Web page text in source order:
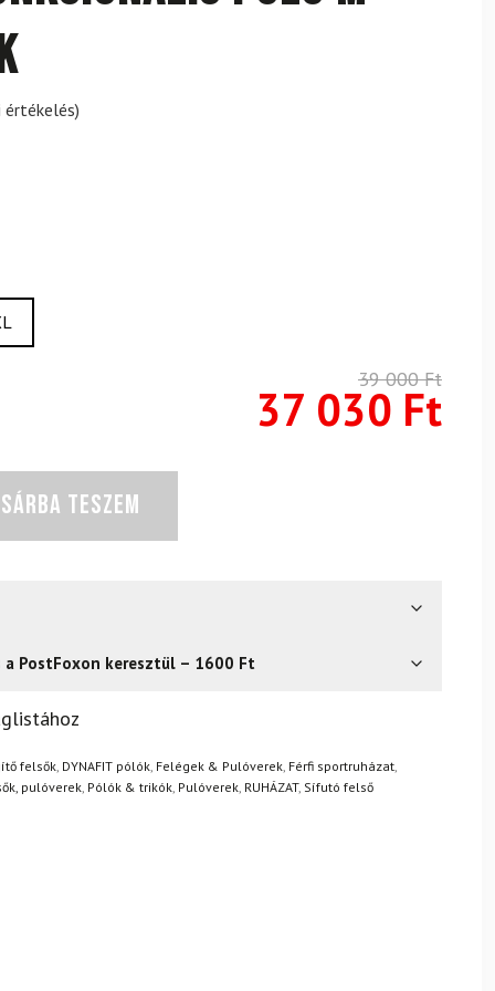
értékelés)
39 000Ft
37 030 Ft
TESZEM
a PostFoxon keresztül – 1600 Ft
gond – a terméket egyszerűen visszaküldheti 14
felsők, DYNAFIT pólók, Felégek & Pulóverek, Férfi sportruházat,
pulóverek, Pólók & trikók, Pulóverek, RUHÁZAT, Sífutó felső